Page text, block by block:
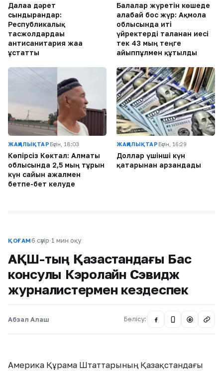
Далаға дәрет
сындырғандар:
Республикалық
тасжолдардағы
антисанитария жаға
ұстатты
Балалар жүретін көшеде
алабай бос жүр: Ақмола
облысында иті
үйректерді таланған иесі
тек 43 мың теңге
айыппұлмен құтылды
ЖАҢАЛЫҚТАР Бүгін, 18:03
Көпірсіз Көктaл: Алматы
облысында 2,5 мың тұрғын
күн сайын ажалмен
бетпе-бет келуде
ЖАҢАЛЫҚТАР Бүгін, 16:29
Доллар үшінші күн
қатарынан арзандады
ҚОҒАМ 6 сәуір·1 мин оқу
АҚШ-тың Қазақстандағы Бас
консулы Кэролайн Сэвидж
журналистермен кездеспек
Абзал Алаш Бөлісу: @
Америка Құрама Штаттарының Қазақстандағы